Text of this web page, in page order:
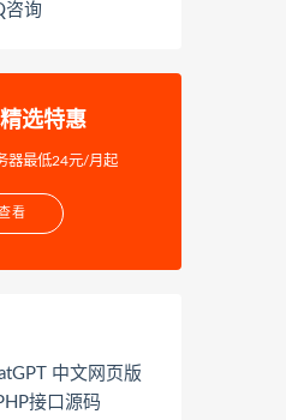
询
选特惠
器最低24元/月起
看
中文网页版
接口源码